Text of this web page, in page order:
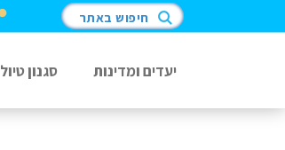
חיפוש באתר
יעדים ומדינות סגנון טיול